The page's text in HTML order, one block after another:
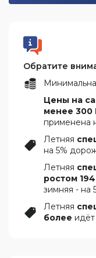
Обратите
Цены на
менее 300
применена
Летняя
на 5%
Летняя
ростом
зимняя - на
Летняя
более